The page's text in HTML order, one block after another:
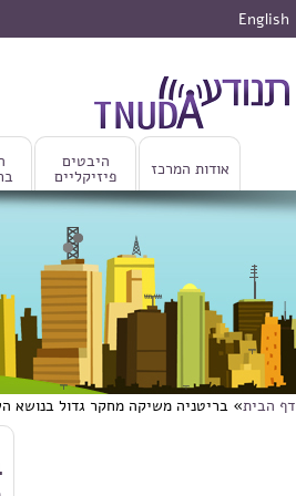
English
אודות המרכז היבטים
פיזיקליים
דף הבית» בריטניה משיקה מחקר גדול בנושא